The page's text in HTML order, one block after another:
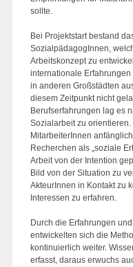
sollte.
Bei Projektstart bestand
SozialpädagogInnen,
Arbeitskonzept zu
internationale
in anderen Großstädten
diesem Zeitpunkt nicht
Berufserfahrungen lag es
Sozialarbeit zu
MitarbeiterInnen
Recherchen als „soziale
Arbeit von der Intention
Bild von der Situation zu
AkteurInnen in Kontakt zu
Interessen zu erfahren.
Durch die Erfahrungen
entwickelten sich die
kontinuierlich weiter.
erfasst, daraus erwuchs